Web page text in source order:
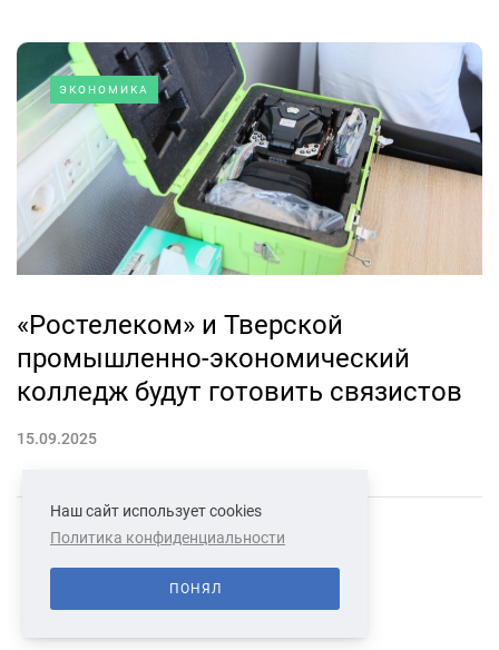
ЭКОНОМИКА
«Ростелеком» и Тверской
промышленно-экономический
колледж будут готовить связистов
15.09.2025
СВЯЗАТЬСЯ С НАМИ О НАС
Наш сайт использует cookies
Политика конфиденциальности
ПОНЯЛ